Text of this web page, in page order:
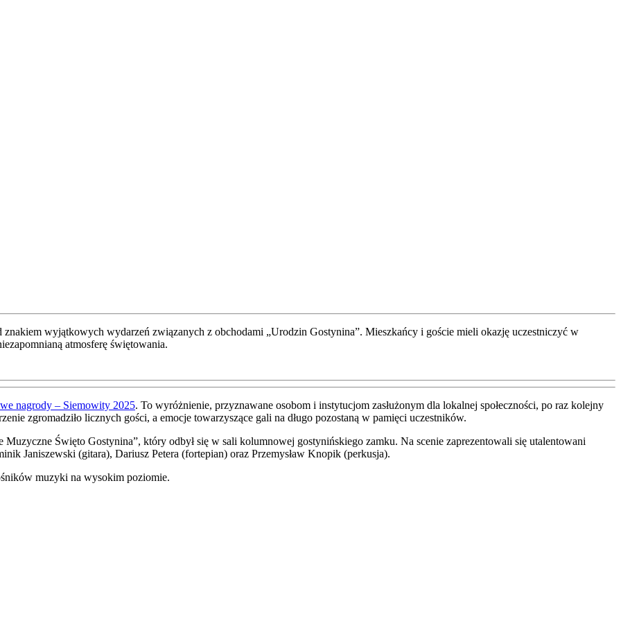
wyjątkowych wydarzeń związanych z obchodami „Urodzin Gostynina”. Mieszkańcy i goście mieli okazję uczestniczyć w
atmosferę świętowania.
nagrody – Siemowity 2025. To wyróżnienie, przyznawane osobom i instytucjom zasłużonym dla lokalnej społeczności, po raz kolejny
zgromadziło licznych gości, a emocje towarzyszące gali na długo pozostaną w pamięci uczestników.
Święto Gostynina”, który odbył się w sali kolumnowej gostynińskiego zamku. Na scenie zaprezentowali się utalentowani
Janiszewski (gitara), Dariusz Petera (fortepian) oraz Przemysław Knopik (perkusja).
muzyki na wysokim poziomie.